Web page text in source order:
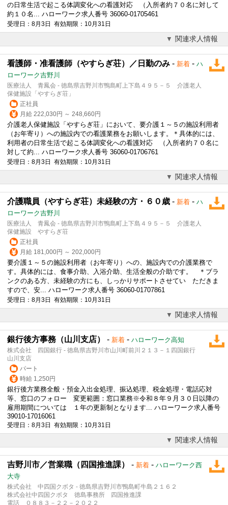
の日常生活で起こる体調変化への看護対応 （入所者約７０名に対して
約１０名... ハローワーク求人番号 36060-01705461
受理日：8月3日 有効期限：10月31日
関連求人情報
看護師・准看護師（やすらぎ荘）／日勤のみ - 新着 - ハ
ローワーク吉野川
医療法人 青鳳会 - 徳島県吉野川市鴨島町上下島４９５－５ 介護老人
保健施設「やすらぎ荘」
正社員
月給 222,030円 ～ 248,660円
介護老人保健施設「やすらぎ荘」において、要介護１～５の施設利用者
（お年寄り）への施設内での看護業務をお願いします。＊具体的には、
利用者の日常生活で起こる体調変化への看護対応 （入所者約７０名に
対して約... ハローワーク求人番号 36060-01706761
受理日：8月3日 有効期限：10月31日
関連求人情報
介護職員（やすらぎ荘）未経験の方・６０歳 - 新着 - ハ
ローワーク吉野川
医療法人 青鳳会 - 徳島県吉野川市鴨島町上下島４９５－５ 介護老人
保健施設 やすらぎ荘
正社員
月給 181,000円 ～ 202,000円
要介護１～５の施設利用者（お年寄り）への、施設内での介護業務で
す。具体的には、食事介助、入浴介助、生活全般の介助です。 ＊ブラ
ンクのある方、未経験の方にも、しっかりサポートさせてい ただきま
すので、安... ハローワーク求人番号 36060-01707861
受理日：8月3日 有効期限：10月31日
関連求人情報
銀行後方事務（山川支店） - 新着 - ハローワーク高知
株式会社 四国銀行 - 徳島県吉野川市山川町前川２１３－１四国銀行
山川支店
パート
時給 1,250円
銀行後方業務全般・預金入出金処理、振込処理、税金処理・電話応対
等、窓口のフォロー 変更範囲：窓口業務※令和８年９月３０日以降の
雇用期間については １年の更新制となります... ハローワーク求人番号
39010-17016061
受理日：8月3日 有効期限：10月31日
関連求人情報
吉野川市／営業職（四国推進課） - 新着 - ハローワーク西
大寺
株式会社 中四国クボタ - 徳島県吉野川市鴨島町牛島２１６２
株式会社中四国クボタ 徳島事務所 四国推進課
電話 ０８８３－２２－２０２２